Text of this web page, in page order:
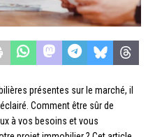
présentes sur le marché, il
Comment être sûr de
à vos besoins et vous